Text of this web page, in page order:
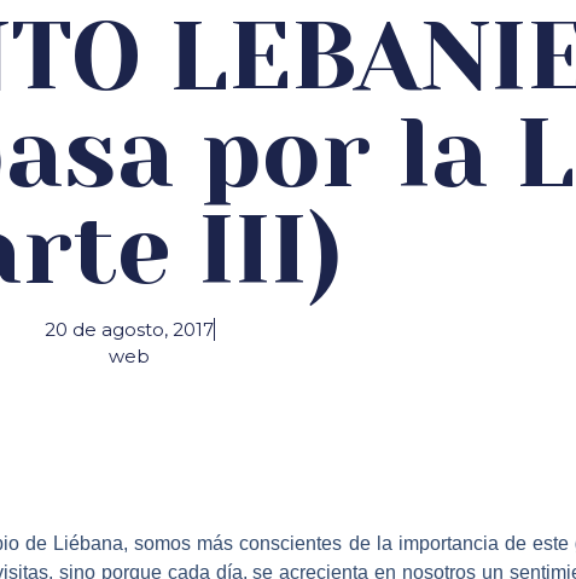
por la
III)
20 de agosto, 2017
web
de Liébana, somos más conscientes de la importancia de
sino porque cada día, se acrecienta en nosotros un